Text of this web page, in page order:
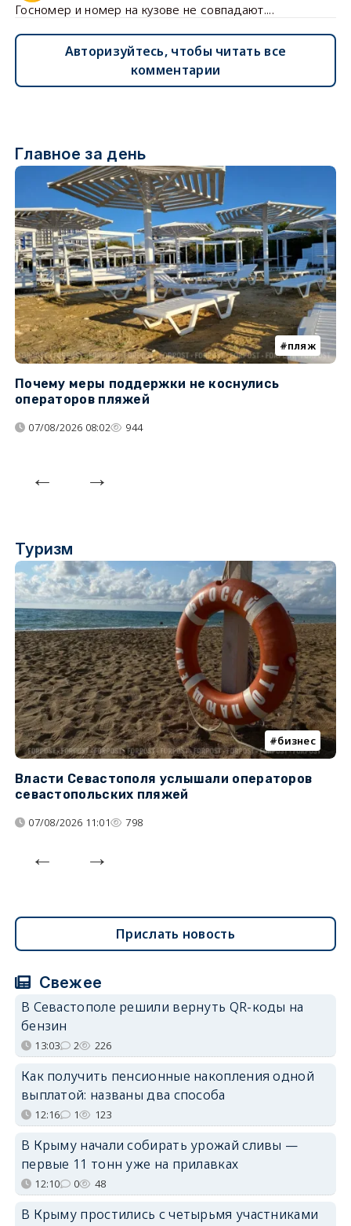
Госномер и номер на кузове не совпадают....
Авторизуйтесь, чтобы читать все
комментарии
Главное за день
пляж
Почему меры поддержки не коснулись
операторов пляжей
07/08/2026 08:02 944
Туризм
бизнес
Власти Севастополя услышали операторов
севастопольских пляжей
07/08/2026 11:01 798
Прислать новость
Свежее
В Севастополе решили вернуть QR-коды на
бензин
13:03 2 226
Как получить пенсионные накопления одной
выплатой: названы два способа
12:16 1 123
В Крыму начали собирать урожай сливы —
первые 11 тонн уже на прилавках
12:10 0 48
В Крыму простились с четырьмя участниками